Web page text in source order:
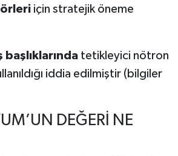
için stratejik öneme
başlıklarındatetikleyici nötron
iddia edilmiştir (bilgiler
DEĞERİ NE